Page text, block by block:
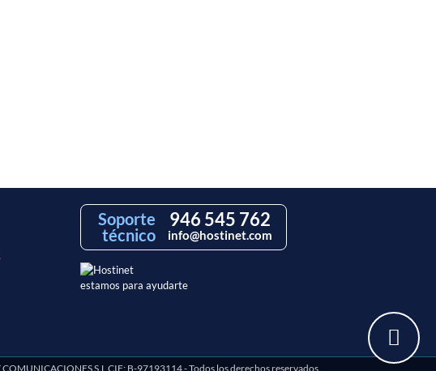
Soporte
técnico
946 545 762
info@hostinet.com
estamos para ayudarte
S.L CIF: B-97193114 - Todos los derechos reservados.